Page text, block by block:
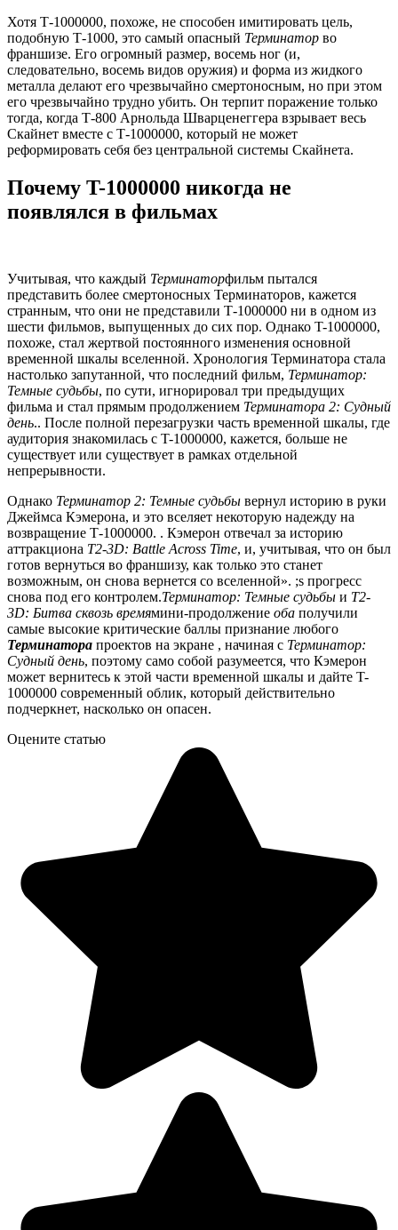
Хотя Т-1000000, похоже, не способен имитировать цель,
подобную Т-1000, это самый опасный Терминатор во
франшизе. Его огромный размер, восемь ног (и,
следовательно, восемь видов оружия) и форма из жидкого
металла делают его чрезвычайно смертоносным, но при этом
его чрезвычайно трудно убить. Он терпит поражение только
тогда, когда Т-800 Арнольда Шварценеггера взрывает весь
Скайнет вместе с Т-1000000, который не может
реформировать себя без центральной системы Скайнета.
Почему T-1000000 никогда не
появлялся в фильмах
Учитывая, что каждый Терминаторфильм пытался
представить более смертоносных Терминаторов, кажется
странным, что они не представили Т-1000000 ни в одном из
шести фильмов, выпущенных до сих пор. Однако T-1000000,
похоже, стал жертвой постоянного изменения основной
временной шкалы вселенной. Хронология Терминатора стала
настолько запутанной, что последний фильм, Терминатор:
Темные судьбы, по сути, игнорировал три предыдущих
фильма и стал прямым продолжением Терминатора 2: Судный
день.. После полной перезагрузки часть временной шкалы, где
аудитория знакомилась с T-1000000, кажется, больше не
существует или существует в рамках отдельной
непрерывности.
Однако Терминатор 2: Темные судьбы вернул историю в руки
Джеймса Кэмерона, и это вселяет некоторую надежду на
возвращение Т-1000000. . Кэмерон отвечал за историю
аттракциона T2-3D: Battle Across Time, и, учитывая, что он был
готов вернуться во франшизу, как только это станет
возможным, он снова вернется со вселенной». ;s прогресс
снова под его контролем.Терминатор: Темные судьбы и T2-
3D: Битва сквозь времямини-продолжение оба получили
самые высокие критические баллы признание любого
Терминатора проектов на экране , начиная с Терминатор:
Судный день, поэтому само собой разумеется, что Кэмерон
может вернитесь к этой части временной шкалы и дайте T-
1000000 современный облик, который действительно
подчеркнет, насколько он опасен.
Оцените статью